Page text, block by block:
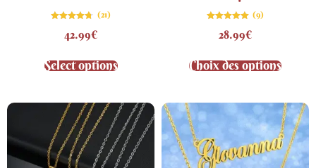
4.71
sur 5
(21)
42.99€
Select options
5.00
sur 5
(9)
28.99€
Choix des options